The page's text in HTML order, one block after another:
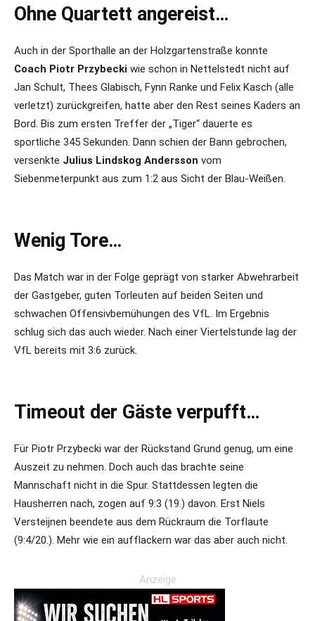
Ohne Quartett angereist…
Auch in der Sporthalle an der Holzgartenstraße konnte
Coach Piotr Przybecki wie schon in Nettelstedt nicht auf
Jan Schult, Thees Glabisch, Fynn Ranke und Felix Kasch (alle
verletzt) zurückgreifen, hatte aber den Rest seines Kaders an
Bord. Bis zum ersten Treffer der „Tiger“ dauerte es
sportliche 345 Sekunden. Dann schien der Bann gebrochen,
versenkte Julius Lindskog Andersson vom
Siebenmeterpunkt aus zum 1:2 aus Sicht der Blau-Weißen.
Wenig Tore…
Das Match war in der Folge geprägt von starker Abwehrarbeit
der Gastgeber, guten Torleuten auf beiden Seiten und
schwachen Offensivbemühungen des VfL. Im Ergebnis
schlug sich das auch wieder. Nach einer Viertelstunde lag der
VfL bereits mit 3:6 zurück.
Timeout der Gäste verpufft…
Für Piotr Przybecki war der Rückstand Grund genug, um eine
Auszeit zu nehmen. Doch auch das brachte seine
Mannschaft nicht in die Spur. Stattdessen legten die
Hausherren nach, zogen auf 9:3 (19.) davon. Erst Niels
Versteijnen beendete aus dem Rückraum die Torflaute
(9:4/20.). Mehr wie ein aufflackern war das aber auch nicht.
Anzeige